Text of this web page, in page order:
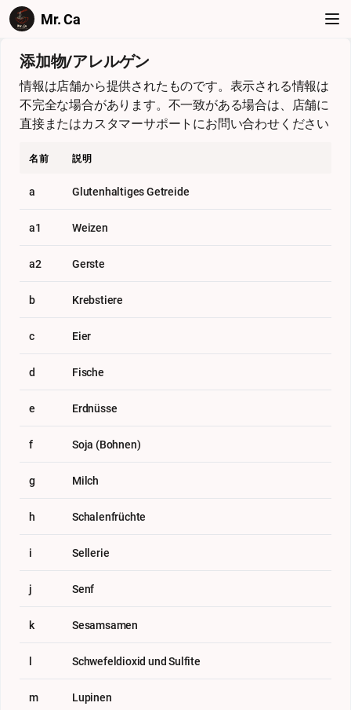
Mr. Ca
添加物/アレルゲン
情報は店舗から提供されたものです。表示される情報は
不完全な場合があります。不一致がある場合は、店舗に
直接またはカスタマーサポートにお問い合わせください
名前 説明
a Glutenhaltiges Getreide
a1 Weizen
a2 Gerste
b Krebstiere
c Eier
d Fische
e Erdnüsse
f Soja (Bohnen)
g Milch
h Schalenfrüchte
i Sellerie
j Senf
k Sesamsamen
l Schwefeldioxid und Sulfite
m Lupinen